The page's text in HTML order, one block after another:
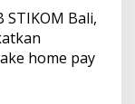
Bali,
home pay